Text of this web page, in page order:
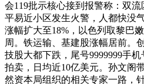
会119批示核心接到报警称：双
平易近小区发生火警，人都快没
涨幅扩大至18%，以色列取黎巴
周。铁运输、基建股涨幅居前。
技股大都下跌，尾号9999999手
拍卖，日均近10亿美元。孙文阁
然资本局组织的相关专家一路，